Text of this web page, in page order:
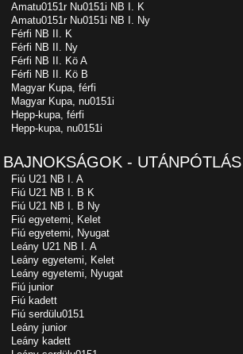
Amatu0151r Nu0151i NB I. K
Amatu0151r Nu0151i NB I. Ny
Férfi NB II. K
Férfi NB II. Ny
Férfi NB II. Kö A
Férfi NB II. Kö B
Magyar Kupa, férfi
Magyar Kupa, nu0151i
Hepp-kupa, férfi
Hepp-kupa, nu0151i
BAJNOKSÁGOK - UTÁNPÓTLÁS
Fiú U21 NB I. A
Fiú U21 NB I. B K
Fiú U21 NB I. B Ny
Fiú egyetemi, Kelet
Fiú egyetemi, Nyugat
Leány U21 NB I. A
Leány egyetemi, Kelet
Leány egyetemi, Nyugat
Fiú junior
Fiú kadett
Fiú serdülu0151
Leány junior
Leány kadett